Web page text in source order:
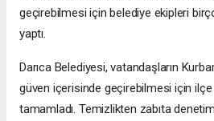
geçirebilmesi için belediye ekipleri
yaptı.
Darıca Belediyesi, vatandaşların
güven içerisinde geçirebilmesi için ilçe
tamamladı. Temizlikten zabıta